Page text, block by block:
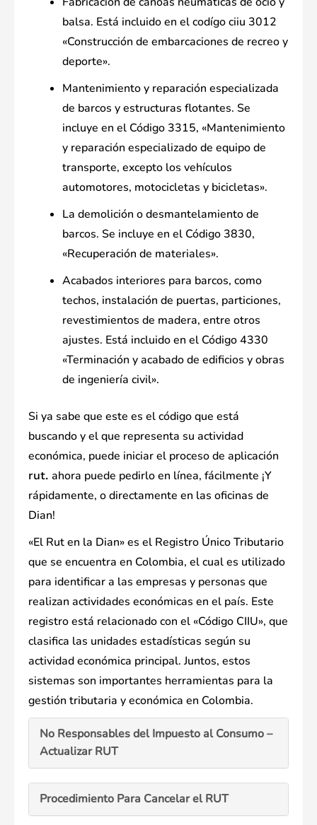
balsa. Está incluido en el codígo ciiu 3012
«Construcción de embarcaciones de recreo y
deporte».
Mantenimiento y reparación especializada
de barcos y estructuras flotantes. Se
incluye en el Código 3315, «Mantenimiento
y reparación especializado de equipo de
transporte, excepto los vehículos
automotores, motocicletas y bicicletas».
La demolición o desmantelamiento de
barcos. Se incluye en el Código 3830,
«Recuperación de materiales».
Acabados interiores para barcos, como
techos, instalación de puertas, particiones,
revestimientos de madera, entre otros
ajustes. Está incluido en el Código 4330
«Terminación y acabado de edificios y obras
de ingeniería civil».
Si ya sabe que este es el código que está
buscando y el que representa su actividad
económica, puede iniciar el proceso de aplicación
rut. ahora puede pedirlo en línea, fácilmente ¡Y
rápidamente, o directamente en las oficinas de
Dian!
«El Rut en la Dian» es el Registro Único Tributario
que se encuentra en Colombia, el cual es utilizado
para identificar a las empresas y personas que
realizan actividades económicas en el país. Este
registro está relacionado con el «Código CIIU», que
clasifica las unidades estadísticas según su
actividad económica principal. Juntos, estos
sistemas son importantes herramientas para la
gestión tributaria y económica en Colombia.
No Responsables del Impuesto al Consumo –
Actualizar RUT
Procedimiento Para Cancelar el RUT